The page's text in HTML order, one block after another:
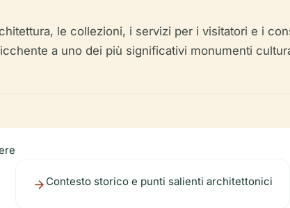
le collezioni, i servizi per i visitatori e i
a uno dei più significativi monumenti
Contesto storico e punti salienti architettonici